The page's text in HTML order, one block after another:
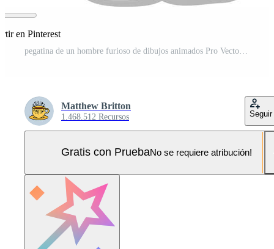
en Pinterest
Matthew Britton
1.468.512 Recursos Seguir
Gratis con PruebaNo se requiere atribución!